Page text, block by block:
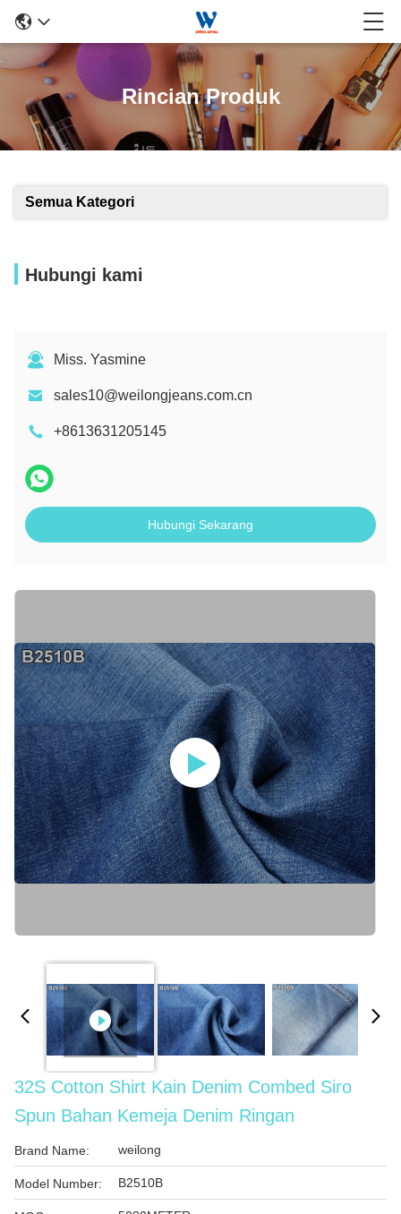
Rincian Produk
Semua Kategori
Hubungi kami
Miss. Yasmine
sales10@weilongjeans.com.cn
+8613631205145
Hubungi Sekarang
32S Cotton Shirt Kain Denim Combed Siro
Spun Bahan Kemeja Denim Ringan
Brand Name: weilong
Model Number: B2510B